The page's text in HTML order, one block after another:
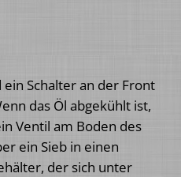
Schalter an der Front
das Öl abgekühlt ist,
Ventil am Boden des
ein Sieb in einen
der sich unter